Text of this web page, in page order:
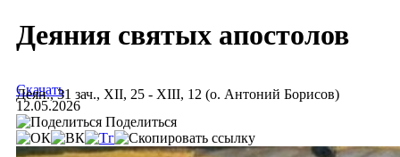
Деяния святых апостолов
Деян., 31 зач., XII, 25 - XIII, 12 (о. Антоний Борисов)
Скачать
12.05.2026
Поделиться